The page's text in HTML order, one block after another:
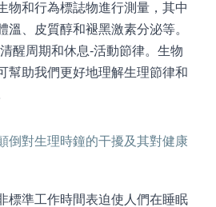
物和行為標誌物進行測量，其中
溫、皮質醇和褪黑激素分泌等。
醒周期和休息-活動節律。生物
幫助我們更好地理解生理節律和
倒對生理時鐘的干擾及其對健康
標準工作時間表迫使人們在睡眠